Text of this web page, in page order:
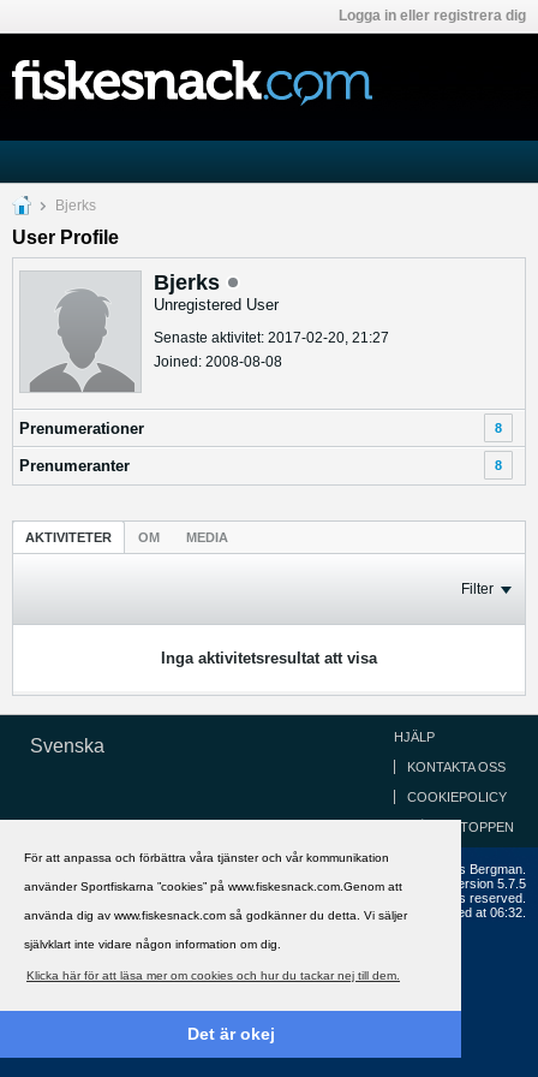
För att anpassa och förbättra våra tjänster och vår kommunikation
använder Sportfiskarna ”cookies” på www.fiskesnack.com.Genom att
använda dig av www.fiskesnack.com så godkänner du detta. Vi säljer
självklart inte vidare någon information om dig.
Klicka här för att läsa mer om cookies och hur du tackar nej till dem.
Det är okej
Logga in eller registrera dig
Bjerks
User Profile
Bjerks
Unregistered User
Senaste aktivitet: 2017-02-20, 21:27
Joined: 2008-08-08
Prenumerationer 8
Prenumeranter 8
AKTIVITETER OM MEDIA
Filter
Inga aktivitetsresultat att visa
Svenska HJÄLP
KONTAKTA OSS
COOKIEPOLICY
GÅ TILL TOPPEN
Copyright ©2002 - 2021, FiskeSnack.com. Grundad 2002 av Anders Bergman.
Powered byvBulletin®
Version 5.7.5
Copyright © 2026 MH Sub I, LLC dba vBulletin. All rights reserved.
All times are GMT+1. This page was generated at 06:32.